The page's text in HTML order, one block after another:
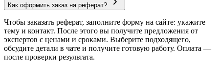
Как оформить заказ на реферат?
Чтобы заказать реферат, заполните форму на сайте: укажите
тему и контакт. После этого вы получите предложения от
экспертов с ценами и сроками. Выберите подходящего,
обсудите детали в чате и получите готовую работу. Оплата —
после проверки результата.